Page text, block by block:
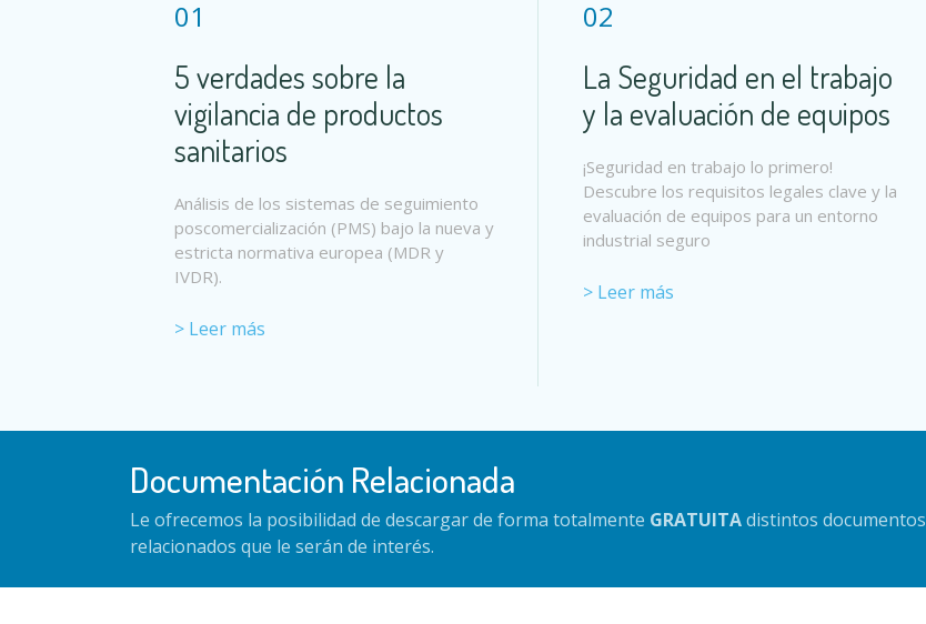
01
5 verdades sobre la
vigilancia de productos
sanitarios
Análisis de los sistemas de seguimiento
poscomercialización (PMS) bajo la nueva y
estricta normativa europea (MDR y
IVDR).
> Leer más
02
La Seguridad en el trabajo
y la evaluación de equipos
¡Seguridad en trabajo lo primero!
Descubre los requisitos legales clave y la
evaluación de equipos para un entorno
industrial seguro
> Leer más
Documentación Relacionada
Le ofrecemos la posibilidad de descargar de forma totalmente GRATUITAdistintos documentos
relacionados que le serán de interés.